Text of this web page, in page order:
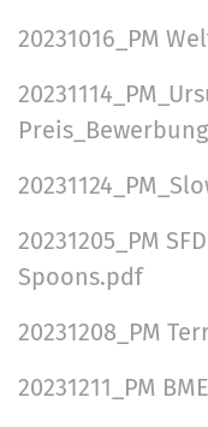
20231016_PM
20231205_PM
Spoons.pdf
20231208_PM
20231211_PM